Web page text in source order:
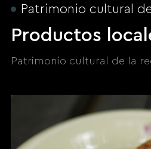
Patrimonio cultural
Productos
Patrimonio cultural de la